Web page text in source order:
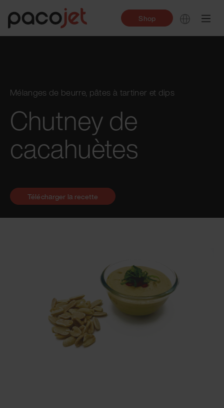
Shop
Mélanges de beurre, pâtes à tartiner et dips
Chutney de
cacahuètes
Télécharger la recette